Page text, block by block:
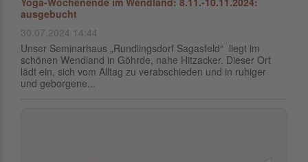
ausgebucht
30.07.2024 14:44
Unser Seminarhaus „Rundlingsdorf Sagasfeld“ liegt im
schönen Wendland in Göhrde, nahe Hitzacker. Dieser Ort
lädt ein, sich vom Alltag zu verabschieden und in ruhiger
und geborgene...